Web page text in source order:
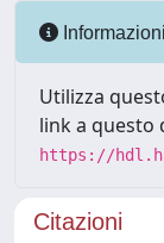
Informazioni
Utilizza
link a questo
https://
Citazioni